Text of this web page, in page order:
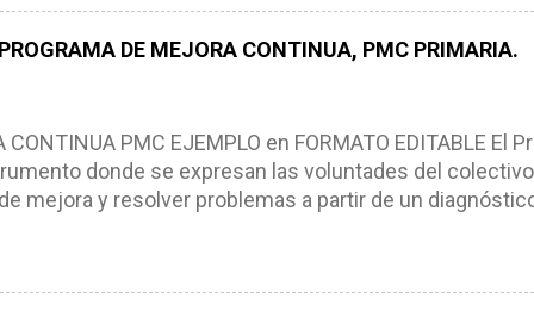
es decir permite realizar ajustes para mejorar los
DE MEJORA CONTINUA, PMC PRIMARIA.
PMC EJEMPLO en FORMATO EDITABLE El
donde se expresan las voluntades del
mejora y resolver problemas a partir de un
de un diagnóstico amplio de las condiciones